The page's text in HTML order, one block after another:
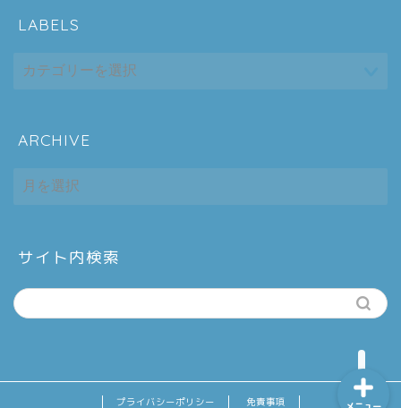
LABELS
ARCHIVE
ARCHIVE
サイト内検索
プライバシーポリシー 免責事項